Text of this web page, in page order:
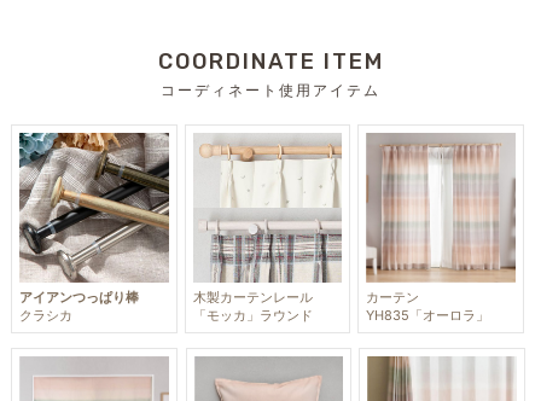
COORDINATE ITEM
コーディネート使用アイテム
アイアンつっぱり棒
クラシカ
木製カーテンレール
「モッカ」ラウンド
カーテン
YH835「オーロラ」